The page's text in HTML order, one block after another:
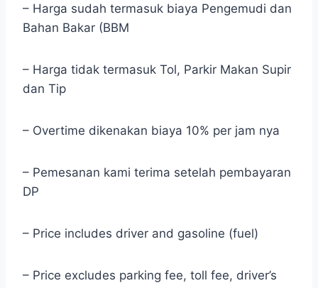
– Harga sudah termasuk biaya Pengemudi dan
Bahan Bakar (BBM
– Harga tidak termasuk Tol, Parkir Makan Supir
dan Tip
– Overtime dikenakan biaya 10% per jam nya
– Pemesanan kami terima setelah pembayaran
DP
– Price includes driver and gasoline (fuel)
– Price excludes parking fee, toll fee, driver’s